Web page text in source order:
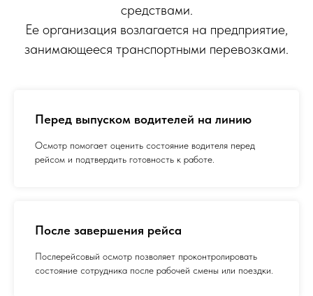
средствами.
Ее организация возлагается на предприятие,
занимающееся транспортными перевозками.
Перед выпуском водителей на линию
Осмотр помогает оценить состояние водителя перед
рейсом и подтвердить готовность к работе.
После завершения рейса
Послерейсовый осмотр позволяет проконтролировать
состояние сотрудника после рабочей смены или поездки.